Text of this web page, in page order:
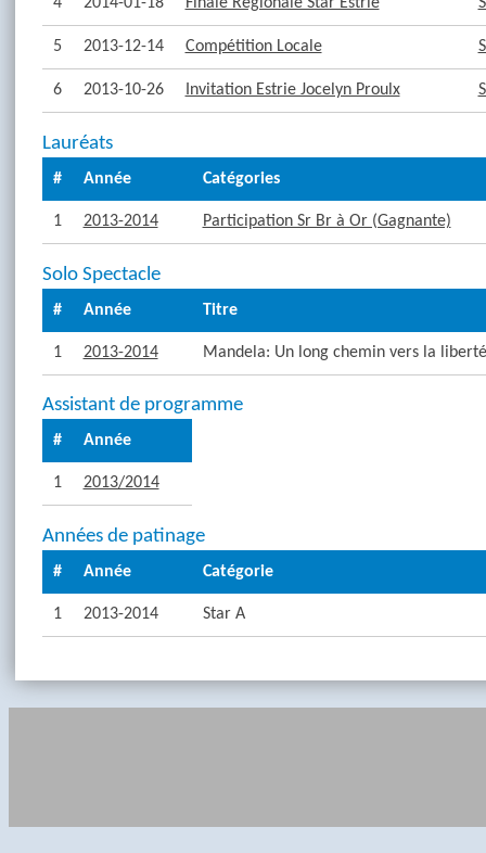
5 2013-12-14 Compétition Locale
6 2013-10-26 Invitation Estrie Jocelyn Proulx
Lauréats
# Année Catégories
1 2013-2014 Participation Sr Br à Or (Gagnante)
Solo Spectacle
# Année Titre
1 2013-2014 Mandela: Un long chemin vers la liberté
Assistant de programme
# Année
1 2013/2014
Années de patinage
# Année Catégorie
1 2013-2014 Star A